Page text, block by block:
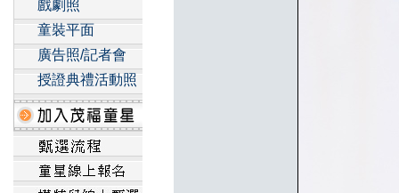
戲劇照
童裝平面
廣告照/記者會
授證典禮活動照